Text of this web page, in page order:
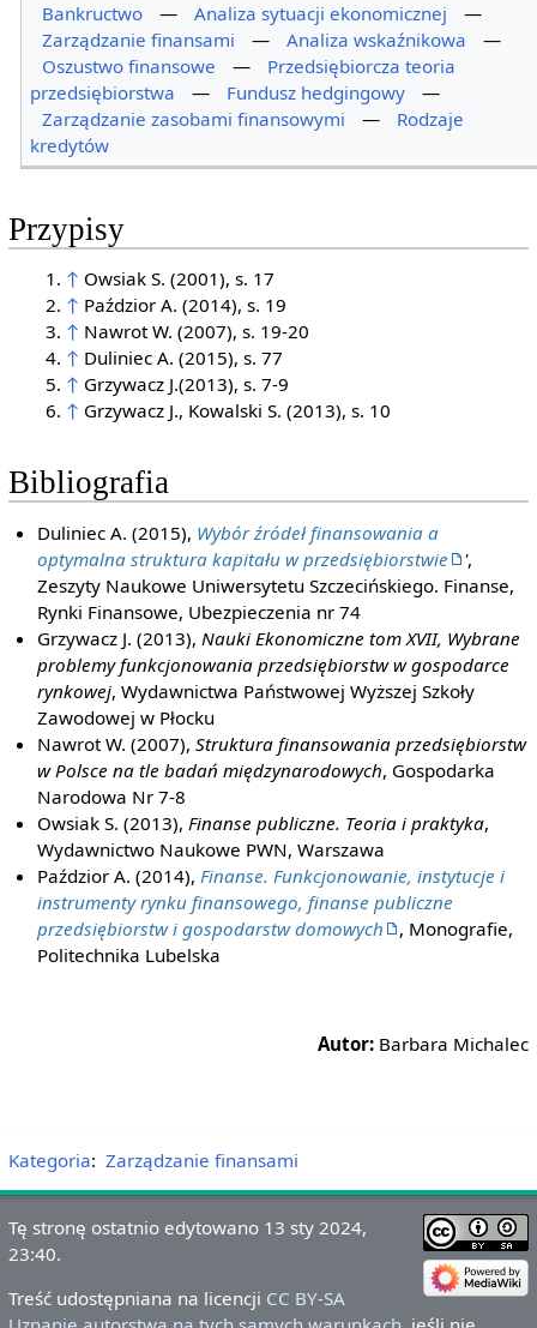
Bankructwo
— Analiza sytuacji ekonomicznej
—
Zarządzanie finansami
— Analiza wskaźnikowa
—
Oszustwo finansowe
—
Przedsiębiorcza teoria
przedsiębiorstwa
— Fundusz hedgingowy
—
Zarządzanie zasobami finansowymi
—
Rodzaje
kredytów
Przypisy
↑ Owsiak S. (2001), s. 17
↑ Paździor A. (2014), s. 19
↑ Nawrot W. (2007), s. 19-20
↑ Duliniec A. (2015), s. 77
↑ Grzywacz J.(2013), s. 7-9
↑ Grzywacz J., Kowalski S. (2013), s. 10
Bibliografia
Duliniec A. (2015), Wybór źródeł finansowania a
optymalna struktura kapitału w przedsiębiorstwie
',
Zeszyty Naukowe Uniwersytetu Szczecińskiego. Finanse,
Rynki Finansowe, Ubezpieczenia nr 74
Grzywacz J. (2013),Nauki Ekonomiczne tom XVII, Wybrane
problemy funkcjonowania przedsiębiorstw w gospodarce
rynkowej, Wydawnictwa Państwowej Wyższej Szkoły
Zawodowej w Płocku
Nawrot W. (2007),Struktura finansowania przedsiębiorstw
w Polsce na tle badań międzynarodowych, Gospodarka
Narodowa Nr 7-8
Owsiak S. (2013),Finanse publiczne. Teoria i praktyka,
Wydawnictwo Naukowe PWN, Warszawa
Paździor A. (2014),Finanse. Funkcjonowanie, instytucje i
instrumenty rynku finansowego, finanse publiczne
przedsiębiorstw i gospodarstw domowych
, Monografie,
Politechnika Lubelska
Autor: Barbara Michalec
Kategoria: Zarządzanie finansami
Tę stronę ostatnio edytowano 13 sty 2024,
23:40.
Treść udostępniana na licencji CC BY-SA